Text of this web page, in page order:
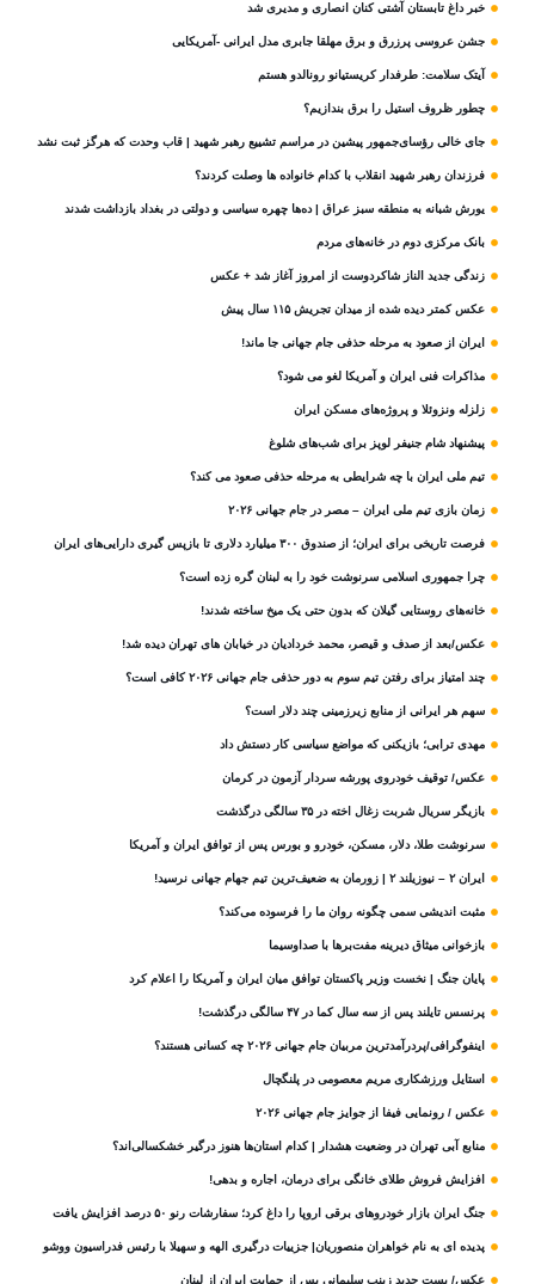
خبر داغ تابستان آشتی کنان انصاری و مدیری شد
جشن عروسی پرزرق و برق مهلقا جابری مدل ایرانی -آمریکایی
آیتک سلامت: طرفدار کریستیانو رونالدو هستم
چطور ظروف استیل را برق بندازیم؟
جای خالی رؤسای‌جمهور پیشین در مراسم تشییع رهبر شهید | قاب وحدت که هرگز ثبت نشد
فرزندان رهبر شهید انقلاب با کدام خانواده ها وصلت کردند؟
یورش شبانه به منطقه سبز عراق | ده‌ها چهره سیاسی و دولتی در بغداد بازداشت شدند
بانک مرکزی دوم در خانه‌های مردم
زندگی جدید الناز شاکردوست از امروز آغاز شد + عکس
عکس کمتر دیده شده از میدان تجریش ۱۱۵ سال پیش
ایران از صعود به مرحله حذفی جام جهانی جا ماند!
مذاکرات فنی ایران و آمریکا لغو می شود؟
زلزله ونزوئلا و پروژه‌های مسکن ایران
پیشنهاد شام جنیفر لوپز برای شب‌های شلوغ
تیم ملی ایران با چه شرایطی به مرحله حذفی صعود می کند؟
زمان بازی تیم ملی ایران – مصر در جام جهانی ۲۰۲۶
فرصت تاریخی برای ایران؛ از صندوق ۳۰۰ میلیارد دلاری تا بازپس گیری دارایی‌های ایران
چرا جمهوری اسلامی سرنوشت خود را به لبنان گره زده است؟
خانه‌های روستایی گیلان که بدون حتی یک میخ ساخته شدند!
عکس/بعد از صدف و قیصر، محمد خردادیان در خیابان های تهران دیده شد!
چند امتیاز برای رفتن تیم سوم به دور حذفی جام جهانی ۲۰۲۶ کافی است؟
سهم هر ایرانی از منابع زیرزمینی چند دلار است؟
مهدی ترابی؛ بازیکنی که مواضع سیاسی‌ کار دستش داد
عکس/ توقیف خودروی پورشه سردار آزمون در کرمان
بازیگر سریال شربت زغال‌ اخته در ۳۵ سالگی درگذشت
سرنوشت طلا، دلار، مسکن، خودرو و بورس پس از توافق ایران و آمریکا
ایران ۲ – نیوزیلند ۲ | زورمان به ضعیف‌ترین تیم جهام جهانی نرسید!
مثبت‌ اندیشی سمی چگونه روان ما را فرسوده می‌کند؟
بازخوانی میثاق دیرینه مفت‌برها با صداوسیما
پایان جنگ | نخست وزیر پاکستان توافق میان ایران و آمریکا را اعلام کرد
پرنسس تایلند پس از سه سال کما در ۴۷ سالگی درگذشت!
اینفوگرافی/پردرآمدترین مربیان جام جهانی ۲۰۲۶ چه کسانی هستند؟
استایل ورزشکاری مریم معصومی در پلنگچال
عکس / رونمایی فیفا از جوایز جام جهانی ۲۰۲۶
منابع آبی تهران در وضعیت هشدار | کدام استان‌ها هنوز درگیر خشکسالی‌اند؟
افزایش فروش طلای خانگی برای درمان، اجاره و بدهی!
جنگ ایران بازار خودروهای برقی اروپا را داغ کرد؛ سفارشات رنو ۵۰ درصد افزایش یافت
پدیده ای به نام خواهران منصوریان| جزییات درگیری الهه و سهیلا با رئیس فدراسیون ووشو
عکس/ پست جدید زینب سلیمانی پس از حمایت ایران از لبنان